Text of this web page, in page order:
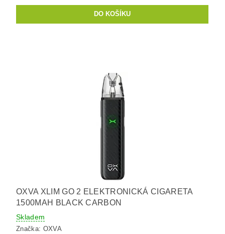
OXVA XLIM GO 2 ELEKTRONICKÁ CIGARETA
1500MAH BLACK CARBON
Skladem
Značka: OXVA